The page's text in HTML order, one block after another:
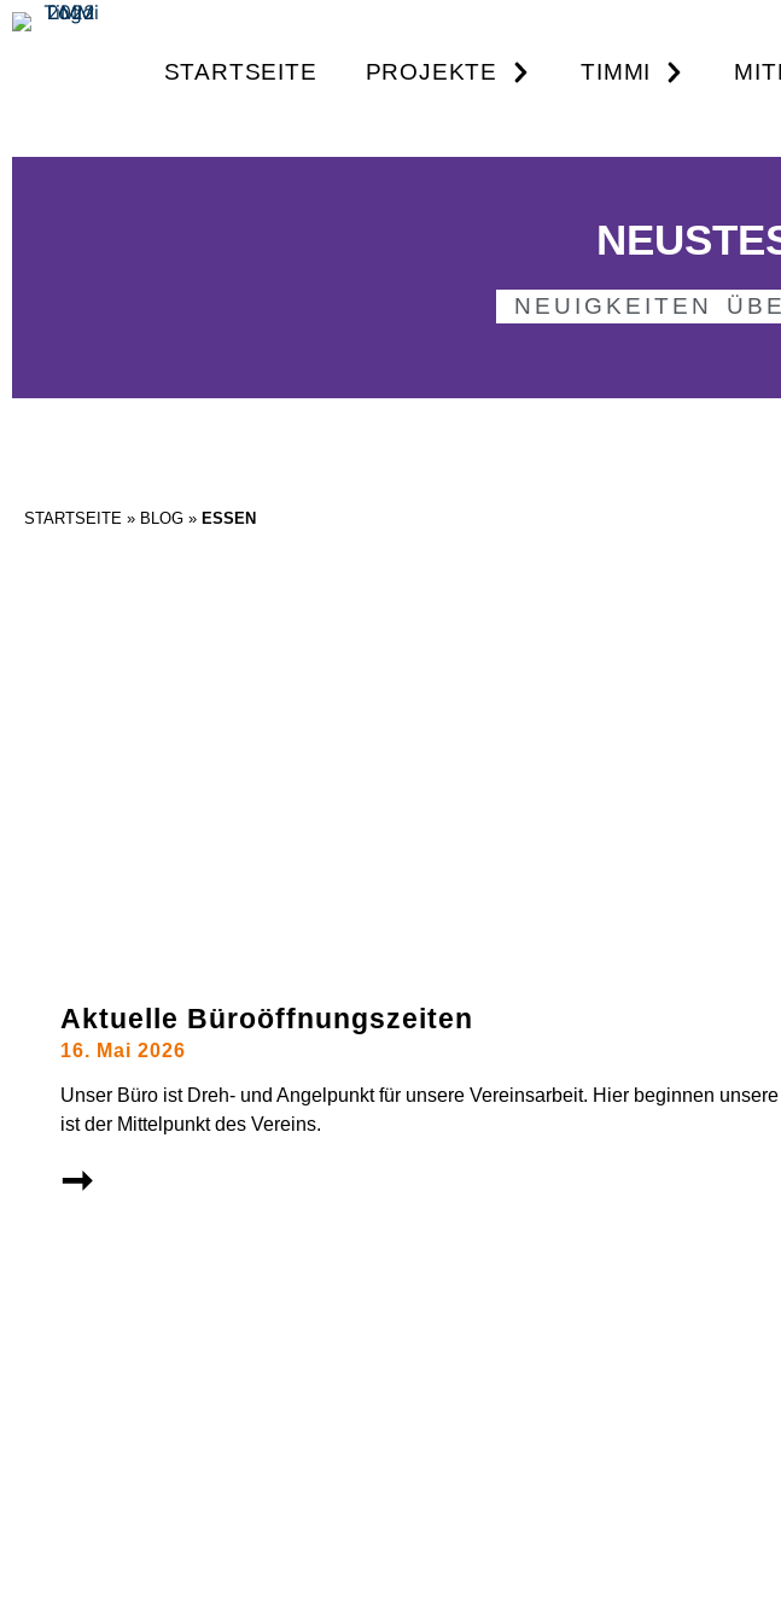
STARTSEITE PROJEKTE TIMMI
NEUIGKEITEN
STARTSEITE » BLOG » ESSEN
Aktuelle Büroöffnungszeiten
16. Mai 2026
Unser Büro ist Dreh- und Angelpunkt für unsere Vereinsarbeit. Hier beginnen
ist der Mittelpunkt des Vereins.
➞